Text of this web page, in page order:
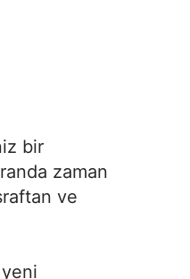
bir
zaman
ve